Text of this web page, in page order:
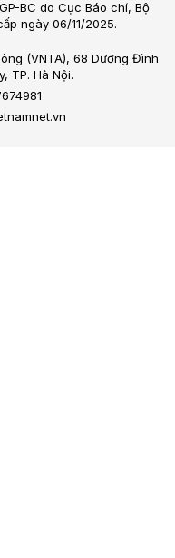
BC do Cục Báo chí, Bộ
ngày 06/11/2025.
(VNTA), 68 Dương Đình
TP. Hà Nội.